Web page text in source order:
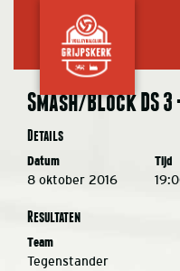
Smash/Block DS
Details
Datum Tijd
8 oktober 2016
Resultaten
Team
Tegenstander